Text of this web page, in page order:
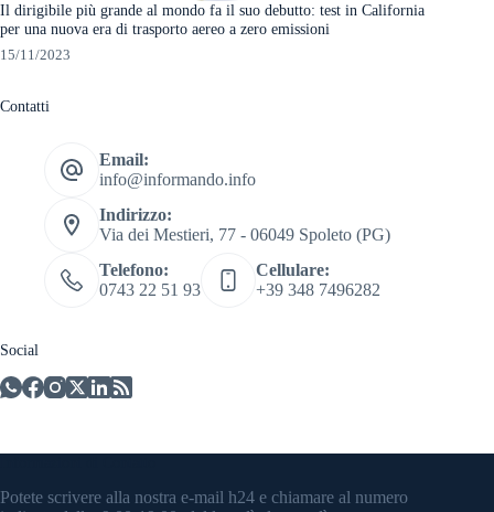
Il dirigibile più grande al mondo fa il suo debutto: test in California
per una nuova era di trasporto aereo a zero emissioni
15/11/2023
Contatti
Email:
info@informando.info
Indirizzo:
Via dei Mestieri, 77 - 06049 Spoleto (PG)
Telefono:
0743 22 51 93
Cellulare:
+39 348 7496282
Social
Potete scrivere alla nostra e-mail h24 e chiamare al numero